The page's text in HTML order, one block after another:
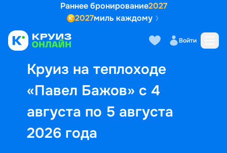
Раннее бронирование2027
2027миль каждому
Войти
Круиз на теплоходе
«Павел Бажов» с 4
августа по 5 августа
2026 года
Выбор кают Маршрут и